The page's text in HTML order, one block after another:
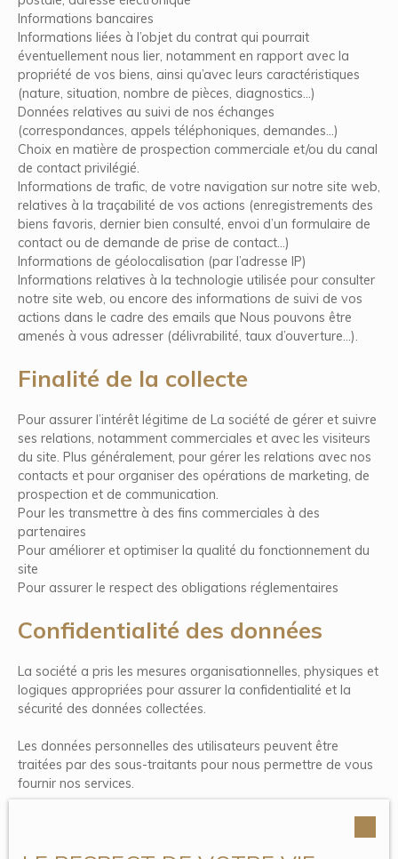
Informations bancaires
Informations liées à l’objet du contrat qui pourrait
éventuellement nous lier, notamment en rapport avec la
propriété de vos biens, ainsi qu’avec leurs caractéristiques
(nature, situation, nombre de pièces, diagnostics…)
Données relatives au suivi de nos échanges
(correspondances, appels téléphoniques, demandes…)
Choix en matière de prospection commerciale et/ou du canal
de contact privilégié.
Informations de trafic, de votre navigation sur notre site web,
relatives à la traçabilité de vos actions (enregistrements des
biens favoris, dernier bien consulté, envoi d’un formulaire de
contact ou de demande de prise de contact…)
Informations de géolocalisation (par l’adresse IP)
Informations relatives à la technologie utilisée pour consulter
notre site web, ou encore des informations de suivi de vos
actions dans le cadre des emails que Nous pouvons être
amenés à vous adresser (délivrabilité, taux d’ouverture…).
Finalité de la collecte
Pour assurer l’intérêt légitime de La société de gérer et suivre
ses relations, notamment commerciales et avec les visiteurs
du site. Plus généralement, pour gérer les relations avec nos
contacts et pour organiser des opérations de marketing, de
prospection et de communication.
Pour les transmettre à des fins commerciales à des
partenaires
Pour améliorer et optimiser la qualité du fonctionnement du
site
Pour assurer le respect des obligations réglementaires
Confidentialité des données
La société a pris les mesures organisationnelles, physiques et
logiques appropriées pour assurer la confidentialité et la
sécurité des données collectées.
Les données personnelles des utilisateurs peuvent être
traitées par des sous-traitants pour nous permettre de vous
fournir nos services.
données